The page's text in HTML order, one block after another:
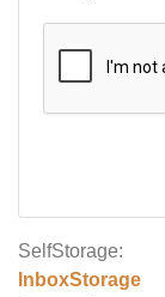
SelfStorage:
InboxStorage